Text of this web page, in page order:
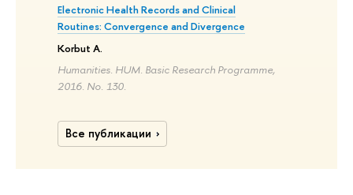
Electronic Health Records and Clinical
Routines: Convergence and Divergence
Korbut A.
Humanities. HUM. Basic Research Programme,
2016. No. 130.
Все публикации